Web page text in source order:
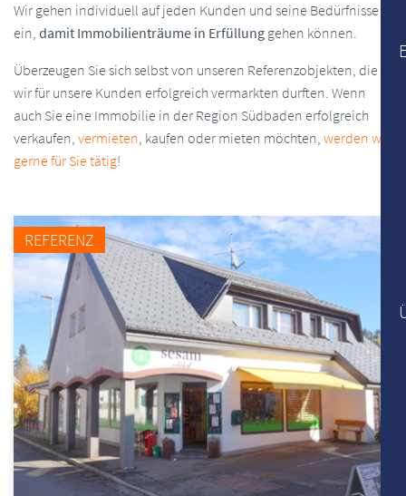
Wir gehen individuell auf jeden Kunden und seine Bedürfnisse
ein, damit Immobilienträume in Erfüllung gehen können.
Überzeugen Sie sich selbst von unseren Referenzobjekten, die
wir für unsere Kunden erfolgreich vermarkten durften. Wenn
auch Sie eine Immobilie in der Region Südbaden erfolgreich
verkaufen, vermieten, kaufen oder mieten möchten, werden wir
gerne für Sie tätig!
REFERENZ